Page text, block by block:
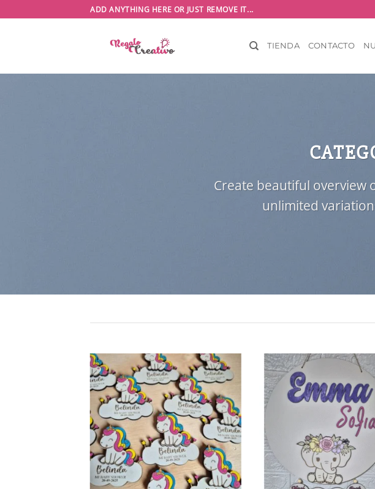
al
ADD ANYTHING HERE OR JUST REMOVE IT...
TIENDA CONTACTO
Create beautiful overview
unlimited